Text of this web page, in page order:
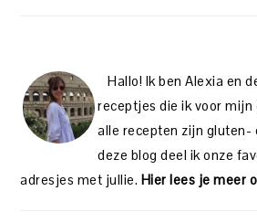
Hallo! Ik ben Alexia en
receptjes die ik voor mijn
alle recepten zijn gluten-
deze blog deel ik onze
adresjes met jullie. Hier lees je meer